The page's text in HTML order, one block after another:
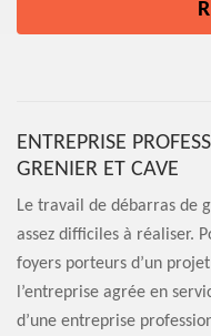
ENTREPRISE
GRENIER ET CAVE
Le travail de débarras de
assez difficiles à réaliser.
foyers porteurs d’un
l’entreprise agrée en
d’une entreprise